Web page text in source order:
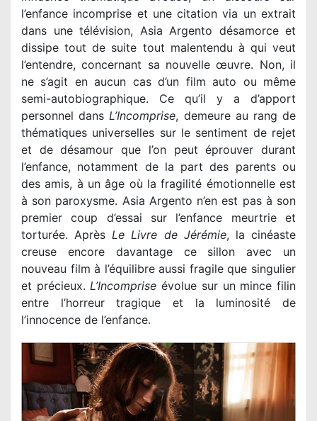
l’enfance incomprise et une citation via un extrait
dans une télévision, Asia Argento désamorce et
dissipe tout de suite tout malentendu à qui veut
l’entendre, concernant sa nouvelle œuvre. Non, il
ne s’agit en aucun cas d’un film auto ou même
semi-autobiographique. Ce qu’il y a d’apport
personnel dansL’Incomprise, demeure au rang de
thématiques universelles sur le sentiment de rejet
et de désamour que l’on peut éprouver durant
l’enfance, notamment de la part des parents ou
des amis, à un âge où la fragilité émotionnelle est
à son paroxysme. Asia Argento n’en est pas à son
premier coup d’essai sur l’enfance meurtrie et
torturée. AprèsLe Livre de Jérémie, la cinéaste
creuse encore davantage ce sillon avec un
nouveau film à l’équilibre aussi fragile que singulier
et précieux.L’Incomprise évolue sur un mince filin
entre l’horreur tragique et la luminosité de
l’innocence de l’enfance.